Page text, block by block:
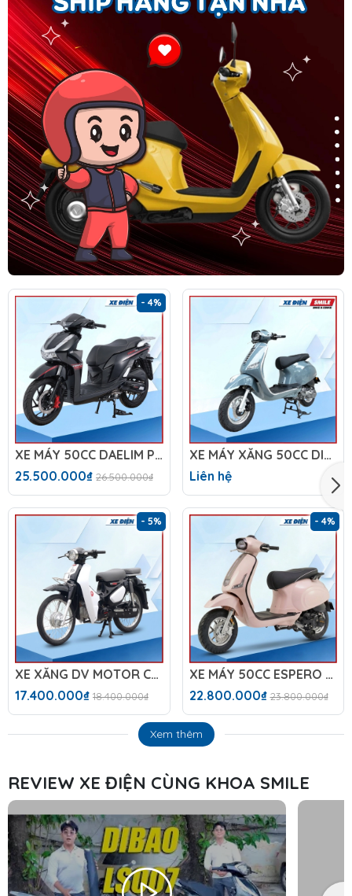
- 4%
XE MÁY 50CC DAELIM PRO X
25.500.000₫ 26.500.000₫
XE MÁY XĂNG 50CC DIBAO TESLA X1
Liên hệ
- 5%
XE XĂNG DV MOTOR CUB DAELIM IKD C6 NEW
17.400.000₫ 18.400.000₫
- 4%
XE MÁY 50CC ESPERO 50VS DIAMOND PLUS
22.800.000₫ 23.800.000₫
Xem thêm
REVIEW XE ĐIỆN CÙNG KHOA SMILE